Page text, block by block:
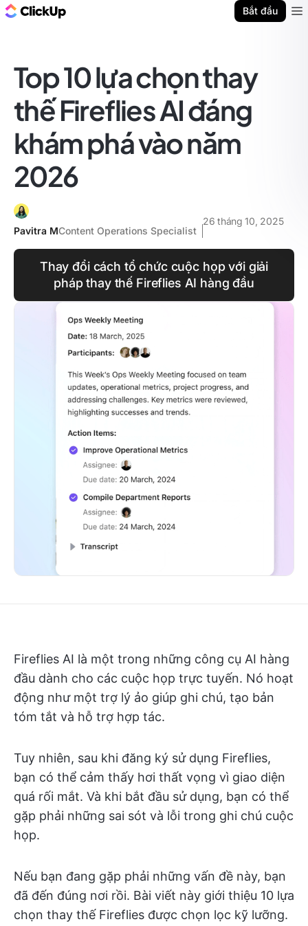
Bắt đầu
Top 10 lựa chọn thay
thế Fireflies AI đáng
khám phá vào năm
2026
Pavitra MContent Operations Specialist
26 tháng 10, 2025
Thay đổi cách tổ chức cuộc họp với giải
pháp thay thế Fireflies AI hàng đầu
Fireflies AI là một trong những công cụ AI hàng
đầu dành cho các cuộc họp trực tuyến. Nó hoạt
động như một trợ lý ảo giúp ghi chú, tạo bản
tóm tắt và hỗ trợ hợp tác.
Tuy nhiên, sau khi đăng ký sử dụng Fireflies,
bạn có thể cảm thấy hơi thất vọng vì giao diện
quá rối mắt. Và khi bắt đầu sử dụng, bạn có thể
gặp phải những sai sót và lỗi trong ghi chú cuộc
họp.
Nếu bạn đang gặp phải những vấn đề này, bạn
đã đến đúng nơi rồi. Bài viết này giới thiệu 10 lựa
chọn thay thế Fireflies được chọn lọc kỹ lưỡng.